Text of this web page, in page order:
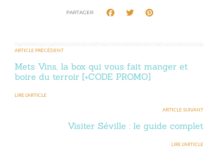
PARTAGER
ARTICLE PRÉCÉDENT
Mets Vins, la box qui vous fait manger et
boire du terroir [+CODE PROMO]
LIRE L'ARTICLE
ARTICLE SUIVANT
Visiter Séville : le guide complet
LIRE L'ARTICLE